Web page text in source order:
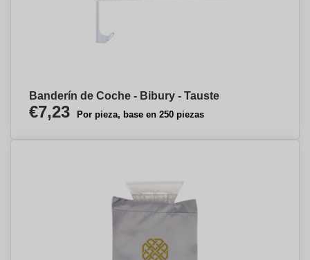
Banderín de Coche - Bibury - Tauste
€7,23 Por pieza, base en 250 piezas